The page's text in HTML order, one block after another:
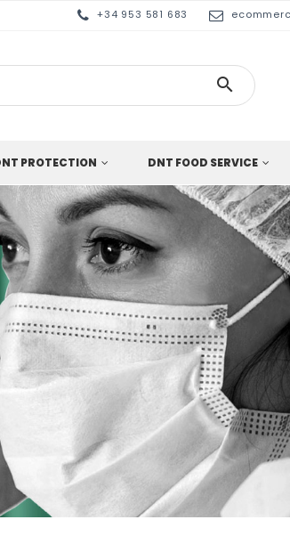
+34 953 581 683

PROTECTION DNT FOOD SERVICE